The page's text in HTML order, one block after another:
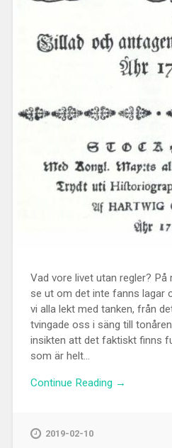
Vad vore livet utan regler? På
se ut om det inte fanns lagar
vi alla lekt med tanken, från
tvingade oss i säng till
insikten att det faktiskt finns
som är helt...
Continue Reading →
2019-02-10